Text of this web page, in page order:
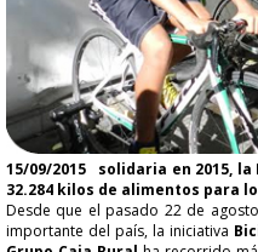
15/09/2015
solidaria en 2015,
32.284 kilos de alimentos para
Desde que el pasado 22 de
importante del país, la iniciativa